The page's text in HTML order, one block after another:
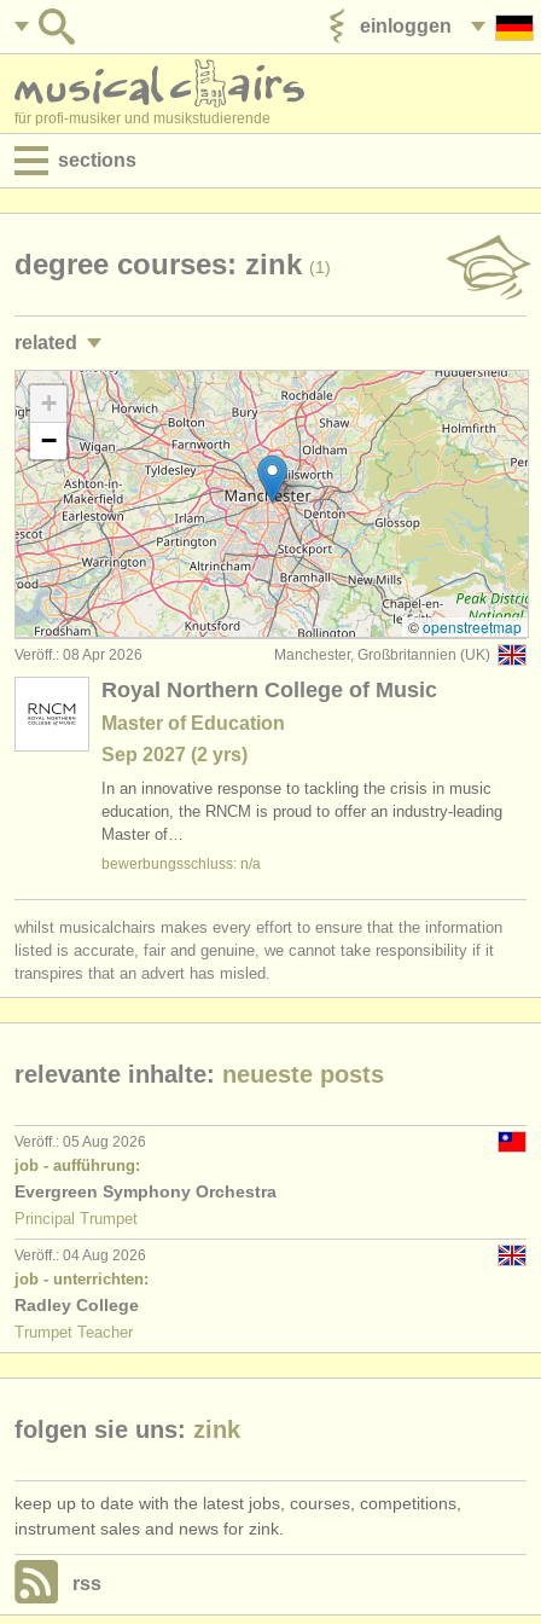
einloggen
für profi-musiker und musikstudierende
sections
jobs - verwaltung
degree courses
kurse
musikwettbewerbe
instrumentenverkauf
gestohlene instrumente
verzeichnisse:
orchester
musikhochschulen
jugendorchester
kontakt
rss feeds
anzeige veröffentlichen
find out about ourATS
ATSfaq
einloggen
degree courses: zink (1)
related
jobs - aufführung: trompete (25)
jobs - unterrichten: trompete (2)
kurse/masterclass trompete (7)
kurse: zink (1)
kurse: cornet (1)
degree courses: trompete (10)
degree courses: natural trumpet
degree courses: cornet (8)
wettbewerb trompet (4)
kleinanzeigen trompete
trompete verloren (53)
+
−
©openstreetmap
Manchester, Großbritannien (UK)
Veröff.: 08 Apr 2026
Royal Northern College of Music
Master of Education
Sep 2027 (2 yrs)
In an innovative response to tackling the crisis in music
education, the RNCM is proud to offer an industry-leading
Master of…
bewerbungsschluss: n/a
whilst musicalchairs makes every effort to ensure that the information
listed is accurate, fair and genuine, we cannot take responsibility if it
transpires that an advert has misled.
relevante inhalte: neueste posts
Veröff.: 05 Aug 2026
job - aufführung:
Evergreen Symphony Orchestra
Principal Trumpet
Veröff.: 04 Aug 2026
job - unterrichten:
Radley College
Trumpet Teacher
folgen sie uns: zink
keep up to date with the latest jobs, courses, competitions,
instrument sales and news for zink.
rss